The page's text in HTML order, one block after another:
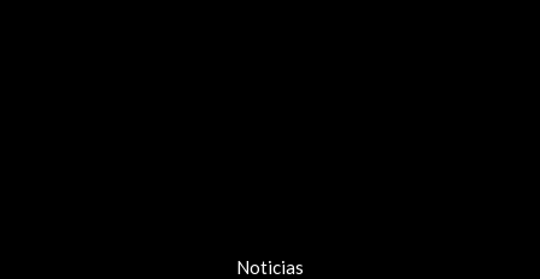
Noticias